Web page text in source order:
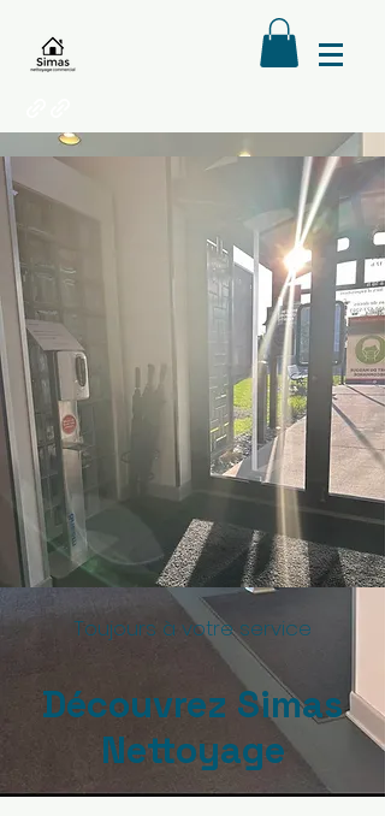
Toujours à votre service
Découvrez Simas
Nettoyage